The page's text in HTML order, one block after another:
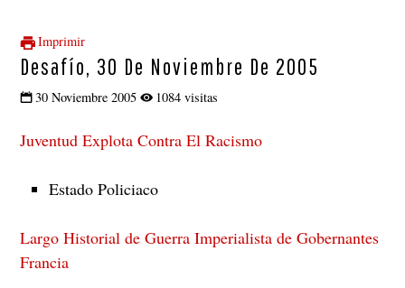
Imprimir
Desafío, 30 De Noviembre De 2005
30 Noviembre 2005 1084 visitas
Juventud Explota Contra El Racismo
Estado Policiaco
Largo Historial de Guerra Imperialista de Gobernantes
Francia